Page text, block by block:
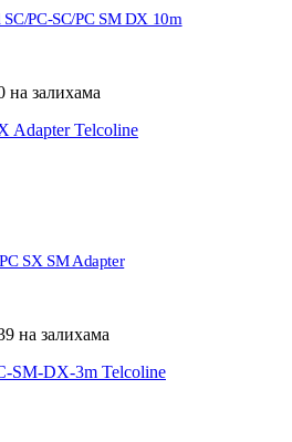
PC-SC/PC SM DX 10m
на залихама
SX SM Adapter
на залихама